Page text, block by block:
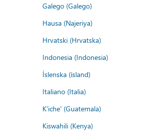
Galego (Galego)
Hausa (Najeriya)
Hrvatski (Hrvatska)
Indonesia (Indonesia)
Íslenska (ísland)
Italiano (Italia)
K'iche' (Guatemala)
Kiswahili (Kenya)